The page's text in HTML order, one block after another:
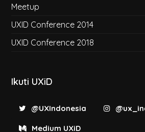
Meetup
UXID Conference 2014
UXID Conference 2018
Ikuti UXiD
@UXIndonesia
Medium UXiD